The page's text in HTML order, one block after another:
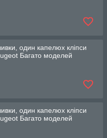
один капелюх кліпси
Багато моделей
один капелюх кліпси
Багато моделей